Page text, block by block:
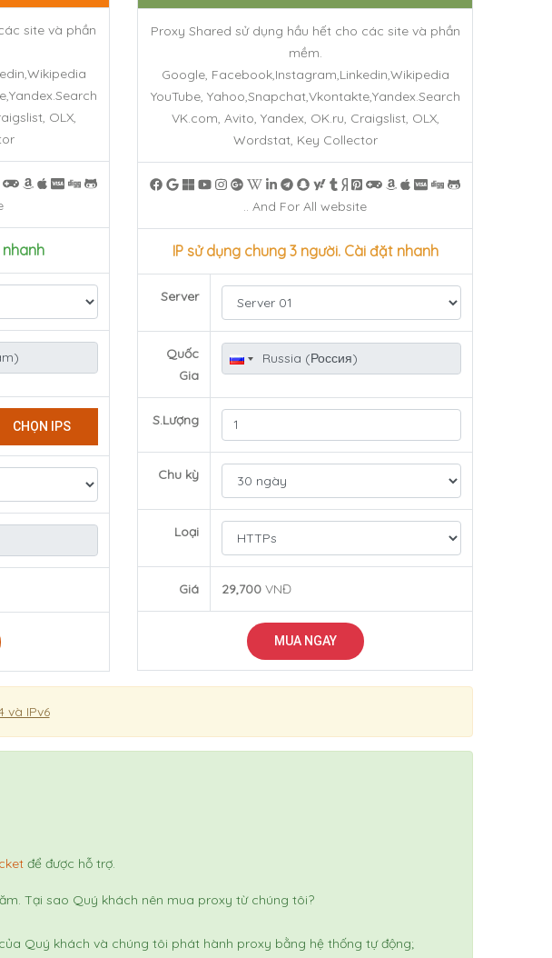
site và phần
OLX,
CHỌN IPS
Proxy Shared sử dụng hầu hết cho các site và phần
mềm.
Google, Facebook,Instagram,Linkedin,Wikipedia
YouTube, Yahoo,Snapchat,Vkontakte,Yandex.Search
VK.com, Avito, Yandex, OK.ru, Craigslist, OLX,
Wordstat, Key Collector
.. And For All website
IP sử dụng chung 3 người. Cài đặt nhanh
Server
Quốc
Gia
S.Lượng
Chu kỳ
Loại
Giá 29,700 VNĐ
MUA NGAY
và IPv6
để được hỗ trợ.
Tại sao Quý khách nên mua proxy từ chúng tôi?
Quý khách và chúng tôi phát hành proxy bằng hệ thống tự động;